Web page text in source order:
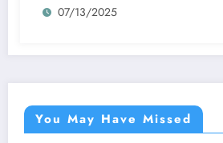
07/13/2025
You May Have Missed